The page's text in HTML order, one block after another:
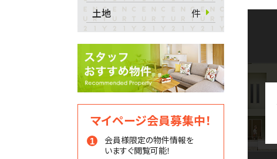
土地
件
マイページ会員募集中！
会員様限定の物件情報を
いますぐ閲覧可能！